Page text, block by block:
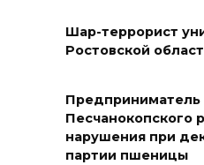
В некоторых
формальдегида
превысила
07 августа 2026 11:56
Шар-террорист
Ростовской
Предприниматель
Песчанокопского
нарушения при
партии пшеницы